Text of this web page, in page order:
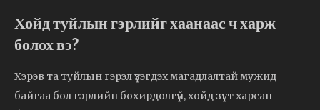
Хойд туйлын гэрлийг хаанаас ч харж
болох вэ?
Хэрэв та туйлын гэрэл үзэгдэх магадлалтай мужид
байгаа бол гэрлийн бохирдолгүй, хойд зүгт харсан